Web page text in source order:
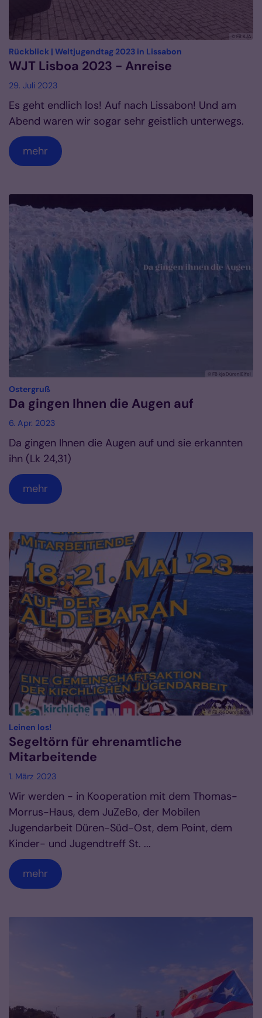
© FB KJA
Rückblick | Weltjugendtag 2023 in Lissabon
WJT Lisboa 2023 - Anreise
29. Juli 2023
Es geht endlich los! Auf nach Lissabon! Und am
Abend waren wir sogar sehr geistlich unterwegs.
mehr
© FB kja Düren|Eifel
Ostergruß:
Da gingen Ihnen die Augen auf
6. Apr. 2023
Da gingen Ihnen die Augen auf und sie erkannten
ihn (Lk 24,31)
mehr
© FB kja Düren|Eifel
Leinen los!
Segeltörn für ehrenamtliche
Mitarbeitende
1. März 2023
Wir werden - in Kooperation mit dem Thomas-
Morrus-Haus, dem JuZeBo, der Mobilen
Jugendarbeit Düren-Süd-Ost, dem Point, dem
Kinder- und Jugendtreff St. ...
mehr